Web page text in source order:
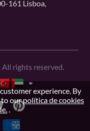
161 Lisboa,
rights reserved.
experience. By
to ourpolítica de cookies
.